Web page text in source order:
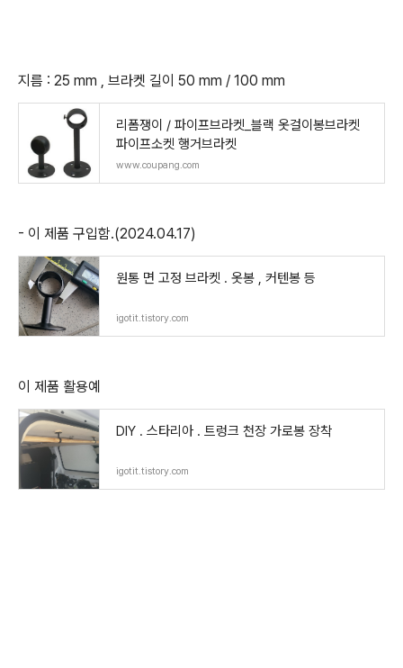
지름 : 25 mm , 브라켓 길이 50 mm / 100 mm
리폼쟁이 / 파이프브라켓_블랙 옷걸이봉브라켓
파이프소켓 행거브라켓
www.coupang.com
- 이 제품 구입함.(2024.04.17)
원통 면 고정 브라켓 . 옷봉 , 커텐봉 등
igotit.tistory.com
이 제품 활용예
DIY . 스타리아 . 트렁크 천장 가로봉 장착
igotit.tistory.com